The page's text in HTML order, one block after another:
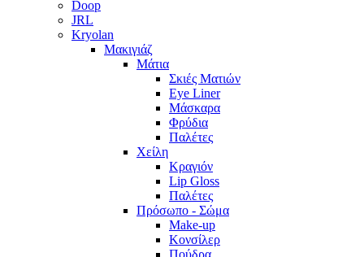
Doop
JRL
Kryolan
Μακιγιάζ
Μάτια
Σκιές Ματιών
Eye Liner
Μάσκαρα
Φρύδια
Παλέτες
Χείλη
Κραγιόν
Lip Gloss
Παλέτες
Πρόσωπο - Σώμα
Make-up
Κονσίλερ
Πούδρα